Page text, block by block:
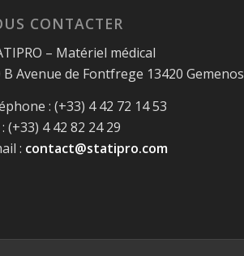
CONTACTER
– Matériel médical
B Avenue de Fontfrege 13420 Gemenos
: (+33) 4 42 72 14 53
: (+33) 4 42 82 24 29
: contact@statipro.com